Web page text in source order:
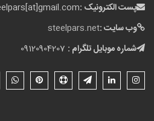
پست الکترونیک :
وب سایت :steelpars.net
شماره موبایل تلگرام :